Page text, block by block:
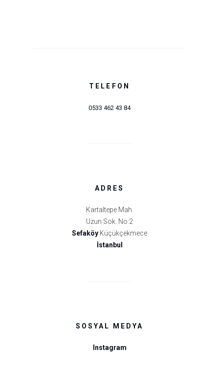
TELEFON
0533 462 43 84
ADRES
Kartaltepe Mah.
Uzun Sok. No:2
Sefaköy Küçükçekmece
İstanbul
SOSYAL MEDYA
Instagram